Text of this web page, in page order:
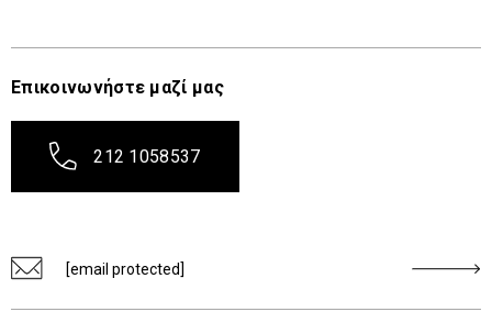
Επικοινωνήστε μαζί μας
212 1058537
[email protected]